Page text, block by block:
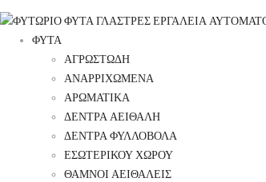
ΦΥΤΑ
ΑΓΡΩΣΤΩΔΗ
ΑΝΑΡΡΙΧΩΜΕΝΑ
ΑΡΩΜΑΤΙΚΑ
ΔΕΝΤΡΑ ΑΕΙΘΑΛΗ
ΔΕΝΤΡΑ ΦΥΛΛΟΒΟΛΑ
ΕΣΩΤΕΡΙΚΟΥ ΧΩΡΟΥ
ΘΑΜΝΟΙ ΑΕΙΘΑΛΕΙΣ